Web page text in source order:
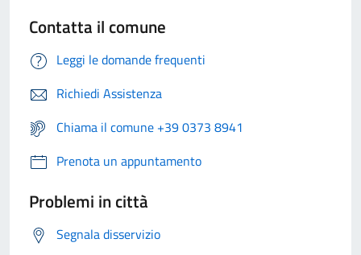
Contatta il comune
Leggi le domande frequenti
Richiedi Assistenza
Chiama il comune +39 0373 8941
Prenota un appuntamento
Problemi in città
Segnala disservizio